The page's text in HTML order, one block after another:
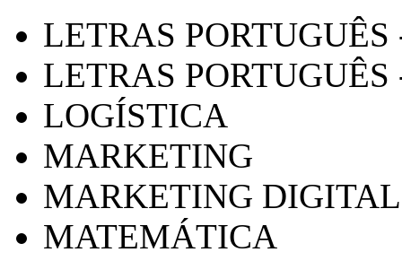
LETRAS
LETRAS PORTUGUÊS
LOGÍSTICA
MARKETING
MARKETING DIGITAL
MATEMÁTICA